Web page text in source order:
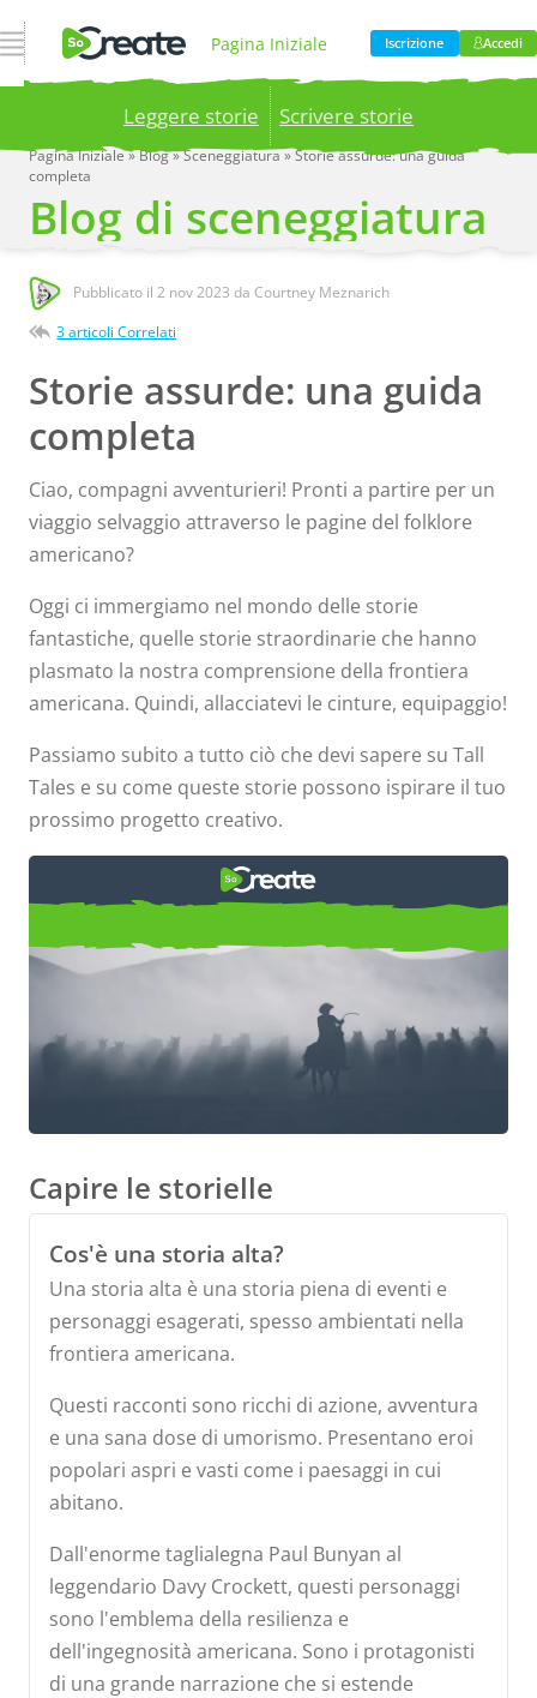
Apri Navigazione Pagina Iniziale
Prodotto Prezzi
Blog Azienda
Iscrizione Accedi
Leggere storie Scrivere storie
Publish your stories to a global audience.
now!
Pagina Iniziale»Blog»Sceneggiatura»Storie assurde: una guida
completa
Blog di sceneggiatura
Pubblicato il2 nov 2023 da Courtney Meznarich
3 articoli Correlati
Storie assurde: una guida
completa
Ciao, compagni avventurieri! Pronti a partire per un
viaggio selvaggio attraverso le pagine del folklore
americano?
Oggi ci immergiamo nel mondo delle storie
fantastiche, quelle storie straordinarie che hanno
plasmato la nostra comprensione della frontiera
americana. Quindi, allacciatevi le cinture, equipaggio!
Passiamo subito a tutto ciò che devi sapere su Tall
Tales e su come queste storie possono ispirare il tuo
prossimo progetto creativo.
Storie assurde: una guida
completa
Capire le storielle
Cos'è una storia alta?
Una storia alta è una storia piena di eventi e
personaggi esagerati, spesso ambientati nella
frontiera americana.
Questi racconti sono ricchi di azione, avventura
e una sana dose di umorismo. Presentano eroi
popolari aspri e vasti come i paesaggi in cui
abitano.
Dall'enorme taglialegna Paul Bunyan al
leggendario Davy Crockett, questi personaggi
sono l'emblema della resilienza e
dell'ingegnosità americana. Sono i protagonisti
di una grande narrazione che si estende